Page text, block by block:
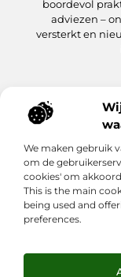
We maken gebruik
om de
cookies' om
This is the main
being used and
preferences.
boordevol
adviezen –
versterkt en
Onze
Bericht